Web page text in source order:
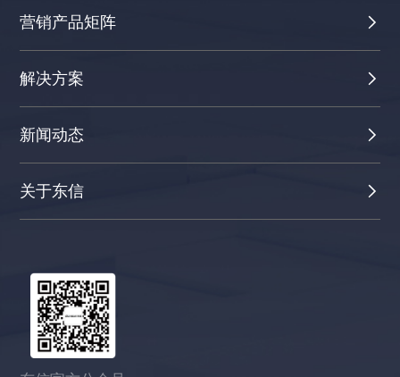
营销产品矩阵
解决方案
新闻动态
关于东信